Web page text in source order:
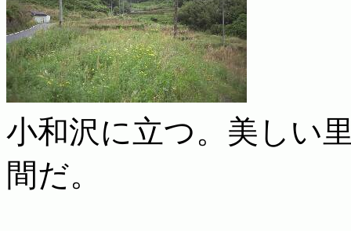
小和沢に立つ。美しい
間だ。